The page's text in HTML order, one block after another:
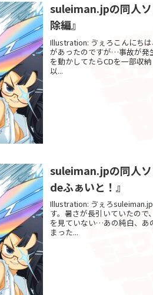
suleiman.jpの同人
除編』
Illustration: ゔぇろこんにち
があったのですが…事故が発
を動かしてたらCDを一部収
以...
suleiman.jpの同人
deふぁいと！』
Illustration: ゔぇろ
す。暑さが長引いていたの
を見ていない…あの純白、あ
まった...